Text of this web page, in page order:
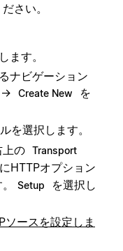
さい。
ます。
ナビゲーション
→ Create New
を
を選択します。
上の Transport
HTTPオプション
Setup
を選択し
ースを設定しま